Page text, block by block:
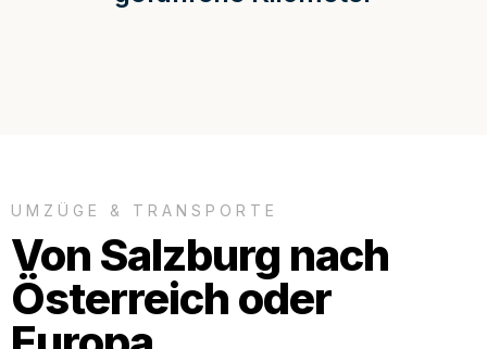
UMZÜGE & TRANSPORTE
Von Salzburg nach
Österreich oder